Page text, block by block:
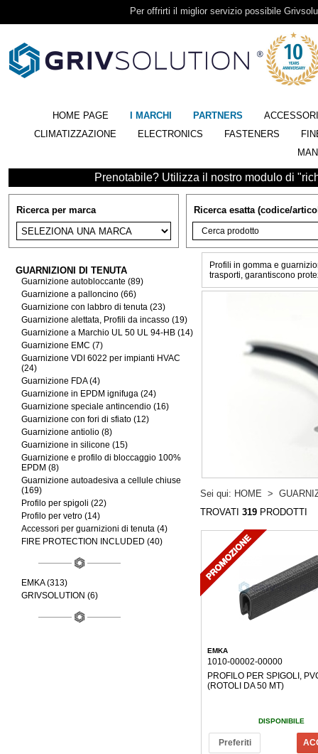
Per offrirti il miglior servizio possibile
HOME PAGE I MARCHI PARTNERS
ACCESSORI
CLIMATIZZAZIONE
ELECTRONICS FASTENERS
Prenotabile? Utilizza il nostro modulo di
Ricerca per marca Ricerca esatta (codice/
GUARNIZIONI DI TENUTA
Guarnizione autobloccante (89)
Guarnizione a palloncino (66)
Guarnizione con labbro di tenuta (23)
Guarnizione alettata, Profili da incasso (19)
Guarnizione a Marchio UL 50 UL 94-HB (14)
Guarnizione EMC (7)
Guarnizione VDI 6022 per impianti HVAC
(24)
Guarnizione FDA (4)
Guarnizione in EPDM ignifuga (24)
Guarnizione speciale antincendio (16)
Guarnizione con fori di sfiato (12)
Guarnizione antiolio (8)
Guarnizione in silicone (15)
Guarnizione e profilo di bloccaggio 100%
EPDM (8)
Guarnizione autoadesiva a cellule chiuse
(169)
Profilo per spigoli (22)
Profilo per vetro (14)
Accessori per guarnizioni di tenuta (4)
FIRE PROTECTION INCLUDED (40)
EMKA (313)
GRIVSOLUTION (6)
Profili in gomma e
trasporti, garantiscono
Sei qui: HOME >
TROVATI 319 PRODOTTI
EMKA
1010-00002-00000
PROFILO PER SPIGOLI,
(ROTOLI DA 50 MT)
DISPONIBILE
Preferiti